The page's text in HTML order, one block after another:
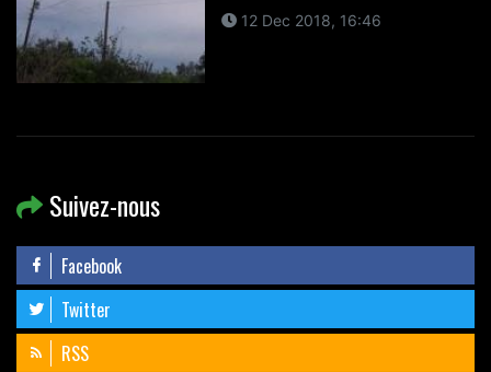
12 Dec 2018, 16:46
Suivez-nous
Facebook
Twitter
RSS